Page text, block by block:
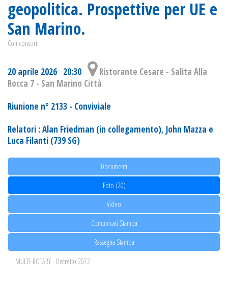
geopolitica. Prospettive per UE e
San Marino.
Con consorti
20 aprile 2026 20:30
Ristorante Cesare - Salita Alla
Rocca 7 - San Marino Città
Riunione n° 2133 - Conviviale
Relatori : Alan Friedman (in collegamento), John Mazza e
Luca Filanti (739 SG)
Documenti
Foto (20)
Video
Comunicati Stampa
Rassegna Stampa
MULTI-ROTARY - Distretto 2072